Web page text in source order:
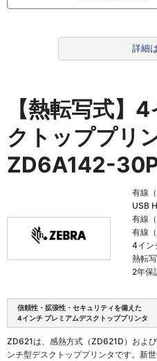
詳細
【熱転写式】
クトッププリ
ZD6A142-
有線
USB
有線
有線
4イン
熱転
2年保
信頼性・拡張性・セキュリティを備えた
4インチ プレミアムデスクトッププリンタ
ZD621は、感熱方式（ZD621D）およ
ンチ型デスクトッププリンタです。新